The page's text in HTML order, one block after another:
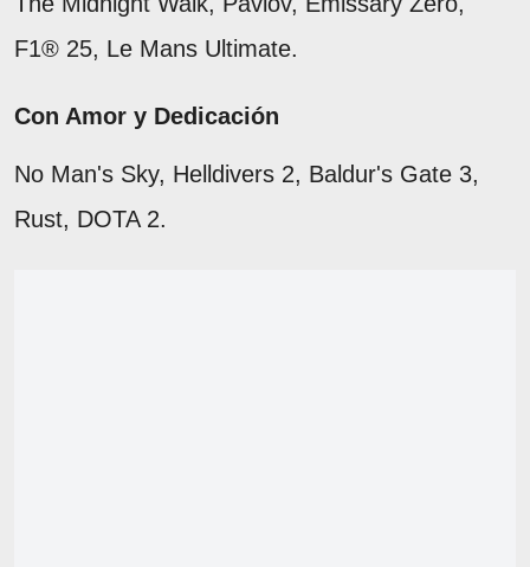
F1® 25, Le Mans Ultimate.
Con Amor y Dedicación
No Man's Sky, Helldivers 2, Baldur's Gate 3,
Rust, DOTA 2.